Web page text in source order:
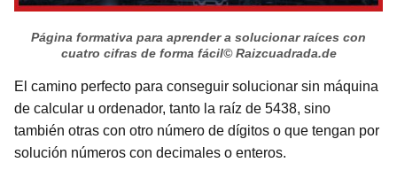
Página formativa para aprender a solucionar raíces con
cuatro cifras de forma fácil© Raizcuadrada.de
El camino perfecto para conseguir solucionar sin máquina
de calcular u ordenador, tanto la raíz de 5438, sino
también otras con otro número de dígitos o que tengan por
solución números con decimales o enteros.